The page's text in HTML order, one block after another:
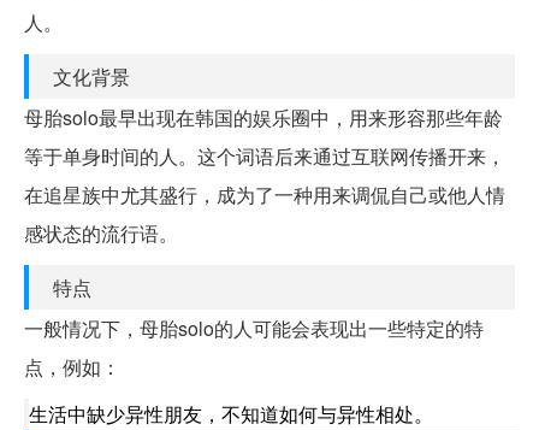
人。
文化背景
母胎solo最早出现在韩国的娱乐圈中，用来形容那些年龄
等于单身时间的人。这个词语后来通过互联网传播开来，
在追星族中尤其盛行，成为了一种用来调侃自己或他人情
感状态的流行语。
特点
一般情况下，母胎solo的人可能会表现出一些特定的特
点，例如：
生活中缺少异性朋友，不知道如何与异性相处。